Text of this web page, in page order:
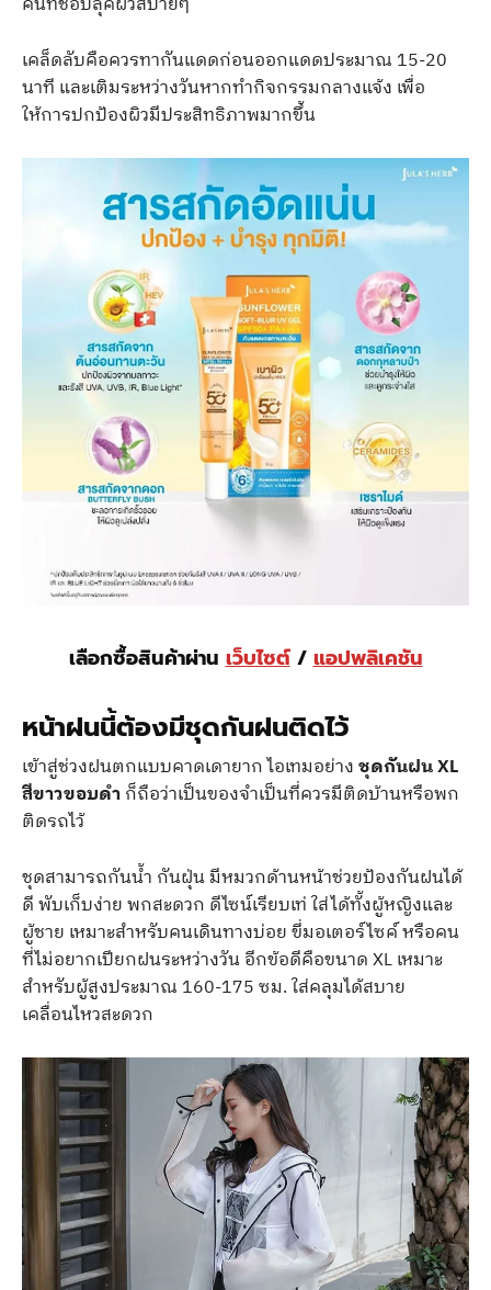
เคล็ดลับคือควรทากันแดดก่อนออกแดดประมาณ 15-20
นาที และเติมระหว่างวันหากทำกิจกรรมกลางแจ้ง เพื่อ
ให้การปกป้องผิวมีประสิทธิภาพมากขึ้น
เลือกซื้อสินค้าผ่านเว็บไซต์/แอปพลิเคชัน
หน้าฝนนี้ต้องมีชุดกันฝนติดไว้
เข้าสู่ช่วงฝนตกแบบคาดเดายาก ไอเทมอย่างชุดกันฝน XL
สีขาวขอบดำก็ถือว่าเป็นของจำเป็นที่ควรมีติดบ้านหรือพก
ติดรถไว้
ชุดสามารถกันน้ำ กันฝุ่น มีหมวกด้านหน้าช่วยป้องกันฝนได้
ดี พับเก็บง่าย พกสะดวก ดีไซน์เรียบเท่ ใส่ได้ทั้งผู้หญิงและ
ผู้ชาย เหมาะสำหรับคนเดินทางบ่อย ขี่มอเตอร์ไซค์ หรือคน
ที่ไม่อยากเปียกฝนระหว่างวัน อีกข้อดีคือขนาด XL เหมาะ
สำหรับผู้สูงประมาณ 160-175 ซม. ใส่คลุมได้สบาย
เคลื่อนไหวสะดวก